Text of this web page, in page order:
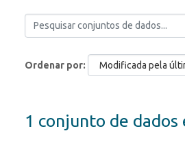
Ordenar por
1 conjunto de dados